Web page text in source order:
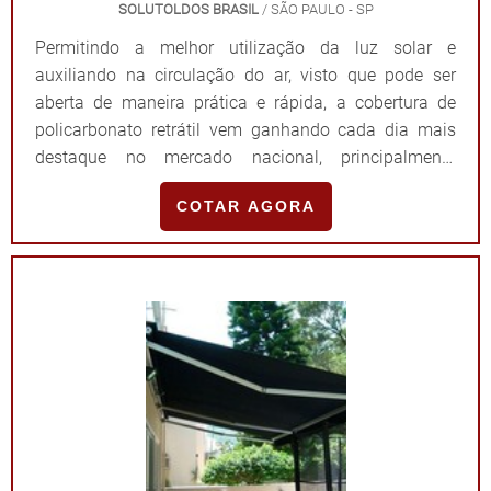
SOLUTOLDOS BRASIL/ SÃO PAULO - SP
Permitindo a melhor utilização da luz solar e
auxiliando na circulação do ar, visto que pode ser
aberta de maneira prática e rápida, a cobertura de
policarbonato retrátil vem ganhando cada dia mais
destaque no mercado nacional, principalmente
quando é levado em consideração a versatilidade do
produto. INFORMAÇÕES IMPORTANTES SOBRE O
PRODUTODesenvolvidas de maneira estratégica e
chapa de policarbonato, composição que assegura
maior resistência contra intempéries e que aumenta
significativamente a vida útil do produto. De modo
geral, é possível encontrar a cobertura em diferentes
especificações técnicas que irão variar de acordo com
o local de instalação. Em piscinas, o mais indicado é
o de policarbonato infra-red. Enquanto isso, em locais
COTAR AGORA